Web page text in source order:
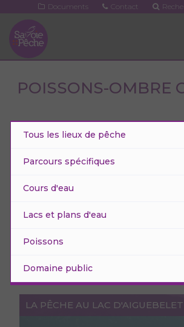
contenu
principal
Documents Contact
POISSONS-OMBRE
Tous les lieux de pêche
Parcours spécifiques
Cours d'eau
Lacs et plans d'eau
Poissons
Domaine public
LA PÊCHE AU LAC